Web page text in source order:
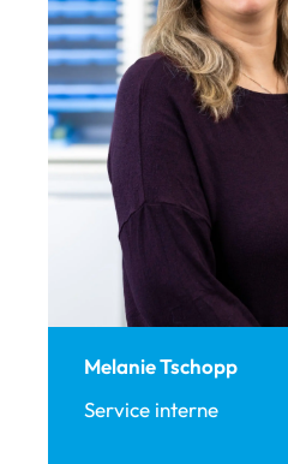
Melanie Tschopp
Service interne